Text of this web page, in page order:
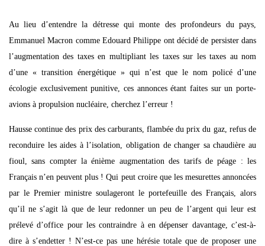
Au lieu d’entendre la détresse qui monte des profondeurs du pays,
Emmanuel Macron comme Edouard Philippe ont décidé de persister dans
l’augmentation des taxes en multipliant les taxes sur les taxes au nom
d’une « transition énergétique » qui n’est que le nom policé d’une
écologie exclusivement punitive, ces annonces étant faites sur un porte-
avions à propulsion nucléaire, cherchez l’erreur !
Hausse continue des prix des carburants, flambée du prix du gaz, refus de
reconduire les aides à l’isolation, obligation de changer sa chaudière au
fioul, sans compter la énième augmentation des tarifs de péage : les
Français n’en peuvent plus ! Qui peut croire que les mesurettes annoncées
par le Premier ministre soulageront le portefeuille des Français, alors
qu’il ne s’agit là que de leur redonner un peu de l’argent qui leur est
prélevé d’office pour les contraindre à en dépenser davantage, c’est-à-
dire à s’endetter ! N’est-ce pas une hérésie totale que de proposer une